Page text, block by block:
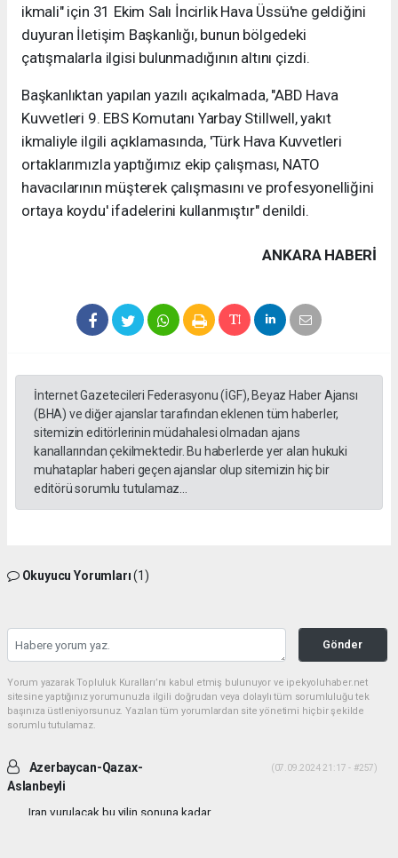
ikmali" için 31 Ekim Salı İncirlik Hava Üssü'ne geldiğini
duyuran İletişim Başkanlığı, bunun bölgedeki
çatışmalarla ilgisi bulunmadığının altını çizdi.
Başkanlıktan yapılan yazılı açıkalmada, "ABD Hava
Kuvvetleri 9. EBS Komutanı Yarbay Stillwell, yakıt
ikmaliyle ilgili açıklamasında, 'Türk Hava Kuvvetleri
ortaklarımızla yaptığımız ekip çalışması, NATO
havacılarının müşterek çalışmasını ve profesyonelliğini
ortaya koydu' ifadelerini kullanmıştır" denildi.
ANKARA HABERİ
İnternet Gazetecileri Federasyonu (İGF), Beyaz Haber Ajansı
(BHA) ve diğer ajanslar tarafından eklenen tüm haberler,
sitemizin editörlerinin müdahalesi olmadan ajans
kanallarından çekilmektedir. Bu haberlerde yer alan hukuki
muhataplar haberi geçen ajanslar olup sitemizin hiç bir
editörü sorumlu tutulamaz...
Okuyucu Yorumları(1)
Gönder
Yorum yazarak Topluluk Kuralları’nı kabul etmiş bulunuyor ve ipekyoluhaber.net
sitesine yaptığınız yorumunuzla ilgili doğrudan veya dolaylı tüm sorumluluğu tek
başınıza üstleniyorsunuz. Yazılan tüm yorumlardan site yönetimi hiçbir şekilde
sorumlu tutulamaz.
Azerbaycan-Qazax-
Aslanbeyli
(07.09.2024 21:17 - #257)
Iran vurulacak bu yilin sonuna kadar...